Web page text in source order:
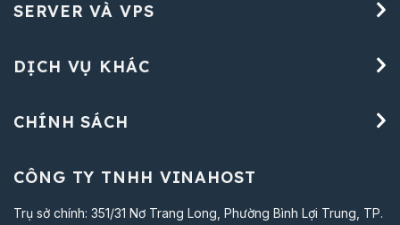
SERVER VÀ VPS
DỊCH VỤ KHÁC
CHÍNH SÁCH
CÔNG TY TNHH VINAHOST
Trụ sở chính: 351/31 Nơ Trang Long, Phường Bình Lợi Trung, TP.